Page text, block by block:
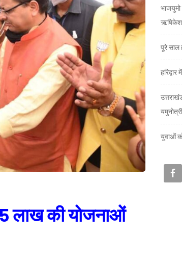
लाख की योजनाओं
भाजयुमो
ऋषिकेश
पूरे साल
युवाओं